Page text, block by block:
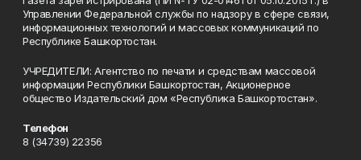
Управлении Федеральной службы по надзору в сфере связи,
информационных технологий и массовых коммуникаций по
Республике Башкортостан.
УЧРЕДИТЕЛИ: Агентство по печати и средствам массовой
информации Республики Башкортостан, Акционерное
общество Издательский дом «Республика Башкортостан».
Телефон
8 (34739) 22356